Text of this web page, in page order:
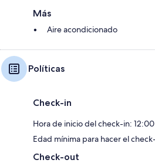
Más
Aire acondicionado
Políticas
Check-in
Hora de inicio del check-in: 12:00
Edad mínima para hacer el
Check-out